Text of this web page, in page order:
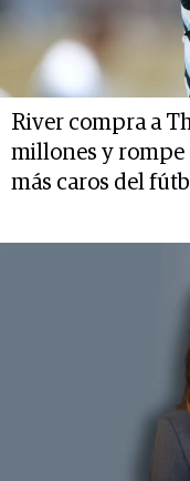
River compra a
millones y rompe
más caros del